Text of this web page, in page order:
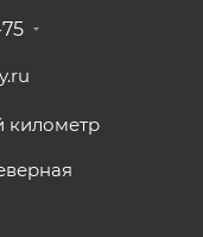
километр